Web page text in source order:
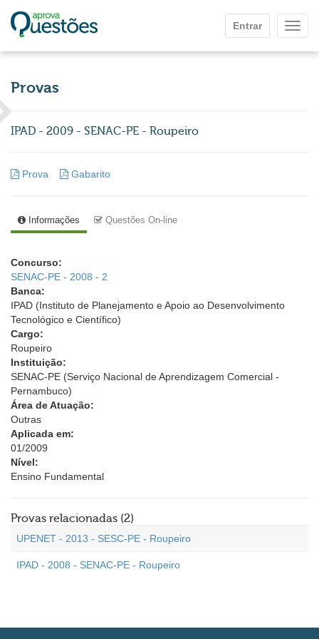
Entrar
Provas
IPAD - 2009 - SENAC-PE - Roupeiro
Prova Gabarito
Informações Questões On-line
Concurso:
SENAC-PE - 2008 - 2
Banca:
IPAD (Instituto de Planejamento e Apoio ao Desenvolvimento
Tecnológico e Científico)
Cargo:
Roupeiro
Instituição:
SENAC-PE (Serviço Nacional de Aprendizagem Comercial -
Pernambuco)
Área de Atuação:
Outras
Aplicada em:
01/2009
Nível:
Ensino Fundamental
Provas relacionadas (2)
UPENET - 2013 - SESC-PE - Roupeiro
IPAD - 2008 - SENAC-PE - Roupeiro